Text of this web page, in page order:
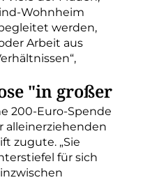
Wohnheim
werden,
Arbeit aus
"in großer
200-Euro-Spende
alleinerziehenden
zugute. „Sie
für sich